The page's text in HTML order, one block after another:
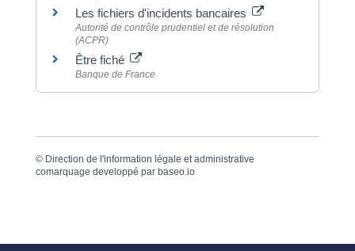
Les fichiers d'incidents bancaires
Autorité de contrôle prudentiel et de résolution
(ACPR)
Être fiché
Banque de France
© Direction de l'information légale et administrative
comarquage developpé par baseo.io